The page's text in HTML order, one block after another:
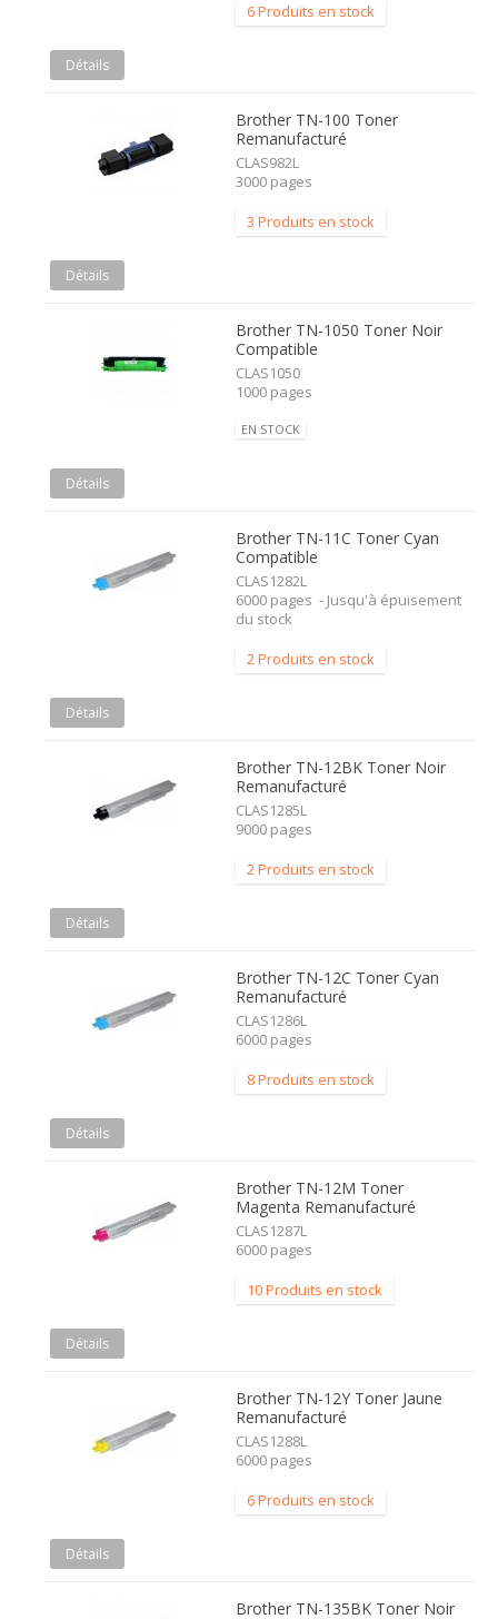
6 Produits en stock
Détails
Brother TN-100 Toner
Remanufacturé
CLAS982L
3000 pages
3 Produits en stock
Détails
Brother TN-1050 Toner Noir
Compatible
CLAS1050
1000 pages
EN STOCK
Détails
Brother TN-11C Toner Cyan
Compatible
CLAS1282L
6000 pages - Jusqu'à épuisement
du stock
2 Produits en stock
Détails
Brother TN-12BK Toner Noir
Remanufacturé
CLAS1285L
9000 pages
2 Produits en stock
Détails
Brother TN-12C Toner Cyan
Remanufacturé
CLAS1286L
6000 pages
8 Produits en stock
Détails
Brother TN-12M Toner
Magenta Remanufacturé
CLAS1287L
6000 pages
10 Produits en stock
Détails
Brother TN-12Y Toner Jaune
Remanufacturé
CLAS1288L
6000 pages
6 Produits en stock
Détails
Brother TN-135BK Toner Noir